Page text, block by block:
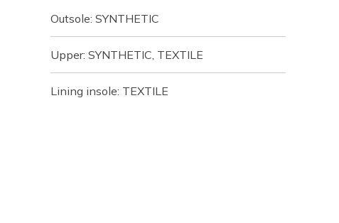
Outsole: SYNTHETIC
Upper: SYNTHETIC, TEXTILE
Lining insole: TEXTILE